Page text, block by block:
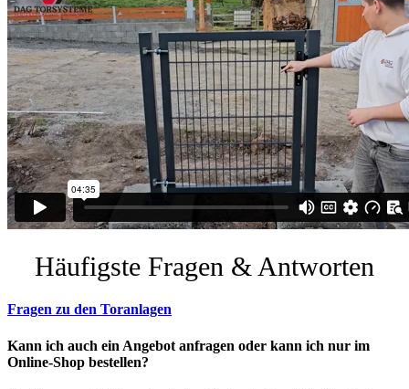
Häufigste Fragen & Antworten
Fragen zu den Toranlagen
Kann ich auch ein Angebot anfragen oder kann ich nur im
Online-Shop bestellen?